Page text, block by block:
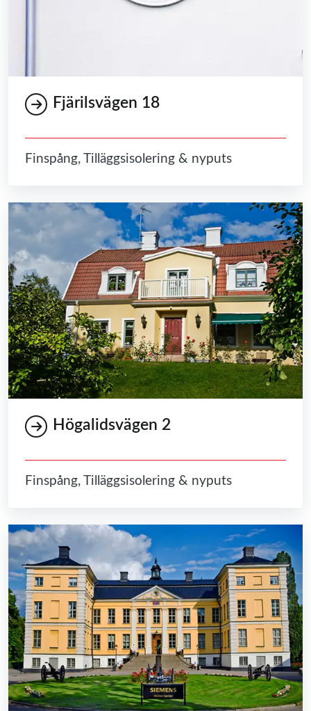
Fjärilsvägen 18
Finspång, Tilläggsisolering & nyputs
Högalidsvägen 2
Finspång, Tilläggsisolering & nyputs